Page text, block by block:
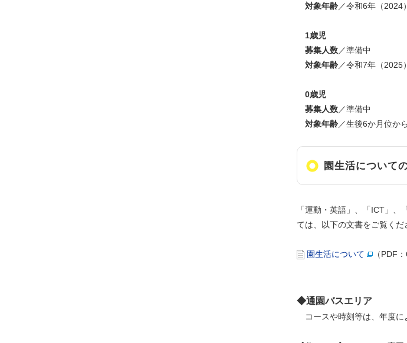
対象年齢／令和6年（2024
1歳児
募集人数／準備中
対象年齢／令和7年（2025
0歳児
募集人数／準備中
対象年齢／生後6か月位か
園生活について
「運動・英語」、「ICT」
ては、以下の文書をご覧くだ
園生活について （PDF：
◆通園バスエリア
コースや時刻等は、年度に